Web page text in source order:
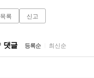
목록 신고
댓글 등록순 최신순